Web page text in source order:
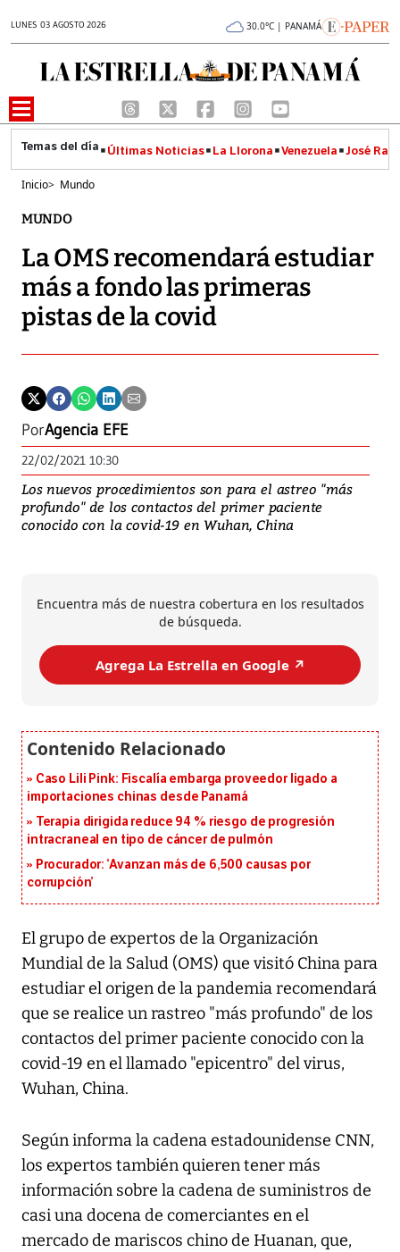
LUNES 03 AGOSTO 2026 30.0°C | PANAMÁ
Últimas Noticias La Llorona Venezuela José
Inicio> Mundo
MUNDO
La OMS recomendará estudiar
más a fondo las primeras
pistas de la covid
PorAgencia EFE
22/02/2021 10:30
Los nuevos procedimientos son para el astreo "más
profundo" de los contactos del primer paciente
conocido con la covid-19 en Wuhan, China
Encuentra más de nuestra cobertura en los resultados
de búsqueda.
Agrega La Estrella en Google ↗️
Caso Lili Pink: Fiscalía embarga proveedor ligado a
importaciones chinas desde Panamá
Terapia dirigida reduce 94 % riesgo de progresión
intracraneal en tipo de cáncer de pulmón
Procurador: ‘Avanzan más de 6,500 causas por
corrupción’
El grupo de expertos de la Organización
Mundial de la Salud (OMS) que visitó China para
estudiar el origen de la pandemia recomendará
que se realice un rastreo "más profundo" de los
contactos del primer paciente conocido con la
covid-19 en el llamado "epicentro" del virus,
Wuhan, China.
Según informa la cadena estadounidense CNN,
los expertos también quieren tener más
información sobre la cadena de suministros de
casi una docena de comerciantes en el
mercado de mariscos chino de Huanan, que,